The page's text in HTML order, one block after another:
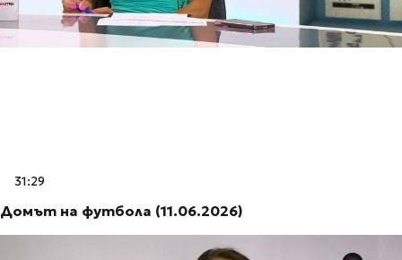
31:29
Домът на футбола (11.06.2026)